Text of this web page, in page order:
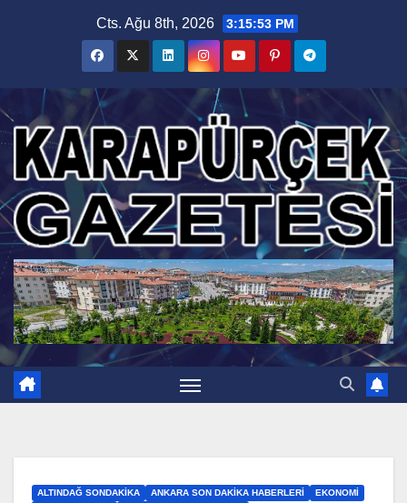
Cts. Ağu 8th, 2026 3:15:54 PM
ALTINDAĞ SONDAKIKA ANKARA SON DAKIKA HABERLERI
EKONOMI